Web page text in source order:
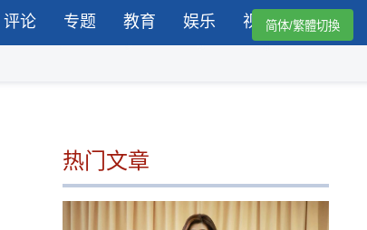
评论 专题 教育 娱乐 视频简体/繁體切換
热门文章